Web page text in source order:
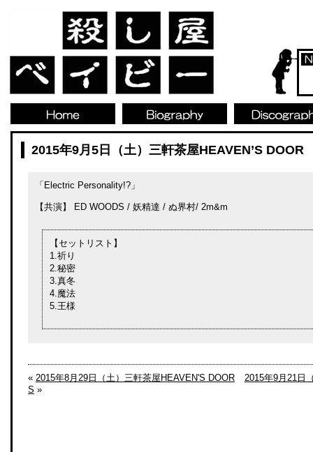
2015年9月5日（土）三軒茶屋HEAVEN’S DOOR
「Electric Personality!?」
【共演】 ED WOODS / 妖精達 / ぬ界村/ 2m&m
【セットリスト】
1.祈り
2.秘密
3.真冬
4.魔法
5.王様
« 2015年8月29日（土）三軒茶屋HEAVEN'S DOOR
2015年9月21日
S »